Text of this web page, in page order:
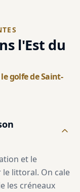
l'Est du
golfe de Saint-
et le
littoral. On cale
les créneaux